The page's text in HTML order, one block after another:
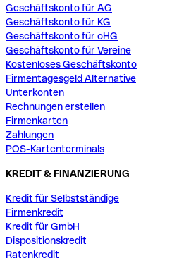
Geschäftskonto für AG
Geschäftskonto für KG
Geschäftskonto für oHG
Geschäftskonto für Vereine
Kostenloses Geschäftskonto
Firmentagesgeld Alternative
Unterkonten
Rechnungen erstellen
Firmenkarten
Zahlungen
POS-Kartenterminals
KREDIT & FINANZIERUNG
Kredit für Selbstständige
Firmenkredit
Kredit für GmbH
Dispositionskredit
Ratenkredit